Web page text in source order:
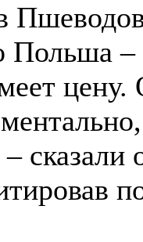
Польша –
сказали